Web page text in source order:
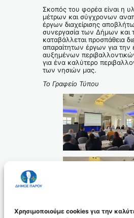
Χρησιμοποιούμε cookies για την
Σκοπός του φορέα είναι η
μέτρων και σύγχρονων
έργων διαχείρισης
συνεργασία των Δήμων και
καταβάλλεται προσπάθεια
απαραίτητων έργων για την
αυξημένων
για ένα καλύτερο
των νησιών μας.
Το Γραφείο Τύπου